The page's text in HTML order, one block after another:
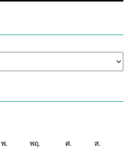
พ. พฤ. ศ.
ส.